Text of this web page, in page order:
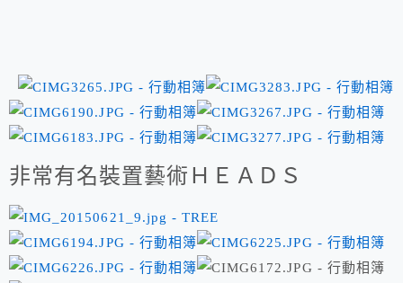
非常有名裝置藝術ＨＥＡＤＳ